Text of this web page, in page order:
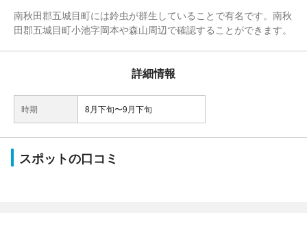
南秋田郡五城目町には鈴虫が群生していることで有名です。南秋
田郡五城目町小池字岡本や森山周辺で確認することができます。
詳細情報
時期 8月下旬〜9月下旬
スポットの口コミ